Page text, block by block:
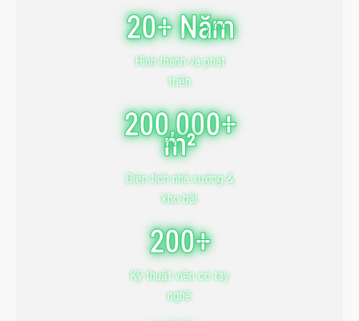
20+ Năm
Hình thành và phát
triển
200,000+
m²
Diện tích nhà xưởng &
kho bãi
200+
Kỹ thuật viên có tay
nghề